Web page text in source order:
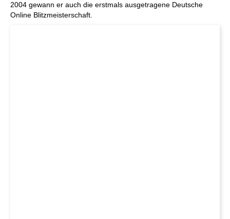
2004 gewann er auch die erstmals ausgetragene Deutsche
Online Blitzmeisterschaft.